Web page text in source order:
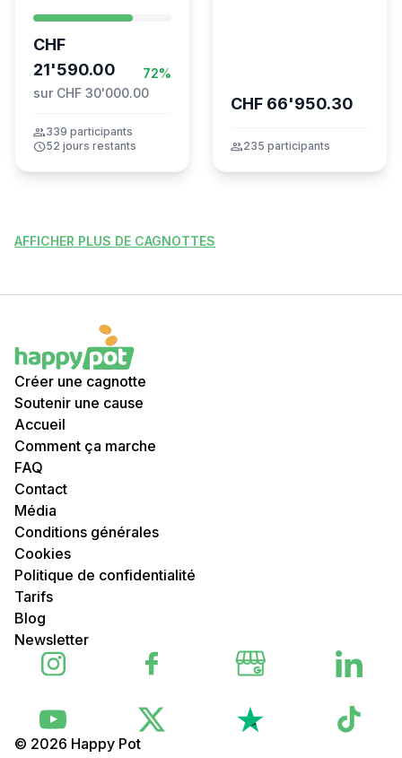
CHF
21'590.00
72%
sur CHF 30'000.00
group339 participants
schedule52 jours restants
CHF 66'950.30
group235 participants
AFFICHER PLUS DE CAGNOTTES
© 2026 Happy Pot
Créer une cagnotte
Soutenir une cause
Accueil
Comment ça marche
FAQ
Contact
Média
Conditions générales
Cookies
Politique de confidentialité
Tarifs
Blog
Newsletter